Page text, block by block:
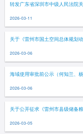
转发广东省深圳市中级人民法院
2026-03-11
关于《雷州市国土空间总体规划
2026-03-06
海域使用审批前公示（何知兰、杨
2026-03-06
关于公开征求《雷州市县级储备
2026-03-05